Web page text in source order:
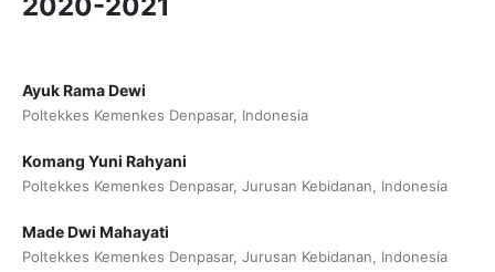
Ayuk Rama Dewi
Poltekkes Kemenkes Denpasar, Indonesia
Komang Yuni Rahyani
Poltekkes Kemenkes Denpasar, Jurusan Kebidanan, Indonesia
Made Dwi Mahayati
Poltekkes Kemenkes Denpasar, Jurusan Kebidanan, Indonesia